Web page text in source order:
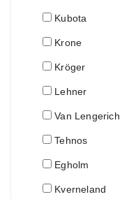
Kubota
Krone
Kröger
Lehner
Van Lengerich
Tehnos
Egholm
Kverneland